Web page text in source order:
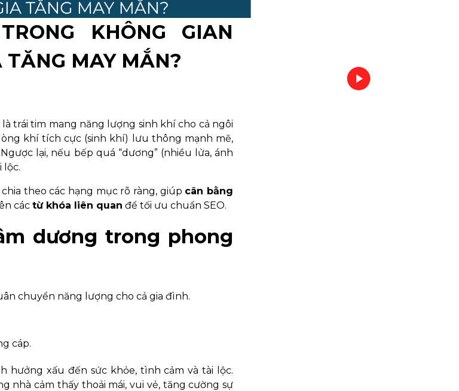
KHÔNG GIAN
TĂNG MAY MẮN?
trái tim mang năng lượng sinh khí cho cả ngôi
khí tích cực (sinh khí) lưu thông mạnh mẽ,
Ngược lại, nếu bếp quá “dương” (nhiều lửa, ánh
lộc.
theo các hạng mục rõ ràng, giúp cân bằng
các từ khóa liên quan để tối ưu chuẩn SEO.
dương trong phong
chuyển năng lượng cho cả gia đình.
cáp.
hưởng xấu đến sức khỏe, tình cảm và tài lộc.
nhà cảm thấy thoải mái, vui vẻ, tăng cường sự